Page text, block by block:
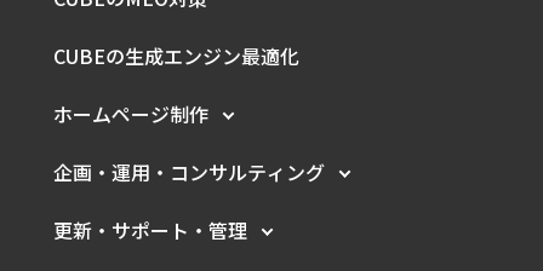
CUBEの生成エンジン最適化
ホームページ制作
企画・運用・ コンサルティング
更新・サポート・管理